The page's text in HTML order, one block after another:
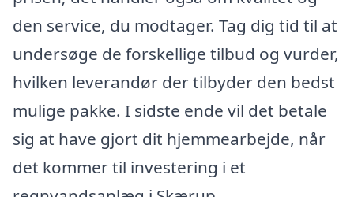
den service, du modtager. Tag dig tid til at
undersøge de forskellige tilbud og vurder,
hvilken leverandør der tilbyder den bedst
mulige pakke. I sidste ende vil det betale
sig at have gjort dit hjemmearbejde, når
det kommer til investering i et